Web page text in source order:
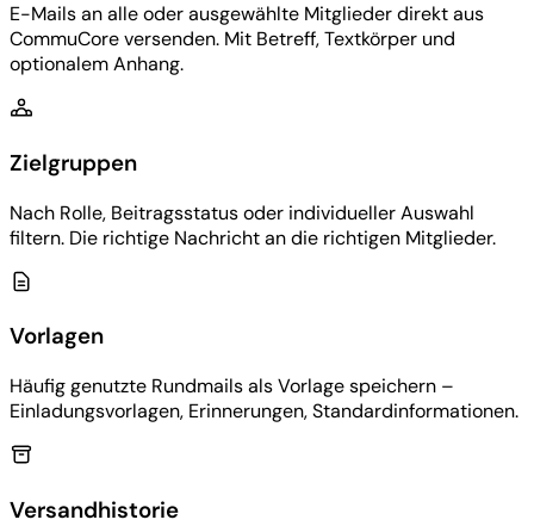
E-Mails an alle oder ausgewählte Mitglieder direkt aus
CommuCore versenden. Mit Betreff, Textkörper und
optionalem Anhang.
Zielgruppen
Nach Rolle, Beitragsstatus oder individueller Auswahl
filtern. Die richtige Nachricht an die richtigen Mitglieder.
Vorlagen
Häufig genutzte Rundmails als Vorlage speichern –
Einladungsvorlagen, Erinnerungen, Standardinformationen.
Versandhistorie